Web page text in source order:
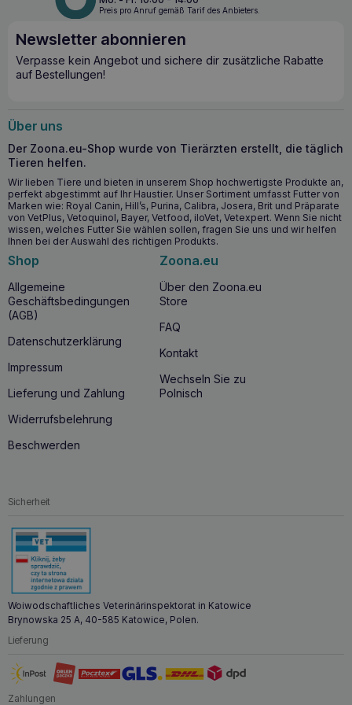
verdaulich, so dass es auch für Hunde mit
Verdauungsproblemen und
Bauchspeicheldrüseninsuffizienz gut geeignet ist. Es enthält
und B, Zink und Selen zur Unterstützung der Haut- und
Fellgesundheit sowie einen erhöhten Gesamtgehalt an
Knuspergröße: ca. 12,5 mm x 10,5 mm x 7 mm.
Nahrungsmittelallergie oder -intoleranz, die zu
dermatologischen und/oder Verdauungsproblemen führt
Eliminationsdiät Gastrointestinale Störungen wie Durchfall,
Erbrechen, Blähungen, verursacht durch Malabsorption,
Verdauung, exokrine Pankreasinsuffizienz (EPI) oder akute
Gastroenteritis (IBD) Geeignet für Welpen Warum SPECIFIC™
Food Allergen Management CDD-HY wählen?
Das Futter basiert auf Zutaten mit geringerer Allergenität –
hydrolysiertes Lachs- und Reisprotein. Es hat eine stark
reduzierte Anzahl von Zutaten – um das Risiko einer
allergischen Reaktion zu verringern. Ideal für eine
Eliminationsdiät. Enthält Inhaltsstoffe, die die Haut
unterstützen und stärken, darunter die Vitamine A, E und B,
Zink und Selen, die eine stärkere Barriere gegen
Umweltallergene bilden. Ist eine praktische Alternative zu
einer Eliminationsdiät zu Hause.
Besteht aus leicht verdaulichen, hochwertigen Zutaten mit
erhöhtem Elektrolytgehalt und ist daher eine gute Wahl für
Weizenglutenfrei. Hohe Konzentrationen an Omega-3-
Funktion von Gehirn, Augen, Immunsystem, Nieren, Fell,
die von pflanzlichen Ölen. Wo immer möglich, werden
akkreditierten Quellen bezogen. Wir unterstützen das
Programm The Ocean Cleanup. Wir sind IFFO RS-, MSC-
und FSC-zertifiziert, und der Lachs wird in der Atlantic
Northeast Major Fishing Area 27 gefischt. Der Zusatz von
Flohsamenschalen wirkt sich positiv auf das
Verdauungssystem aus – sie absorbieren Wasser und
fördern die Stuhlbildung, was den Verdauungstrakt
Die Chelatisierung von Spurenelementen wirkt sich positiv
auf deren Bioverfügbarkeit aus. Natürliche Antioxidantien
(Antioxidantien), einschließlich Rosmarinextrakt,
unterstützen die Gesundheit Ihres Haustieres. Enthält keine
Preis pro Anruf gemäß Tarif des Anbieters.
Newsletter abonnieren
Verpasse kein Angebot und sichere dir zusätzliche Rabatte
auf Bestellungen!
Über uns
Der Zoona.eu-Shop wurde von Tierärzten erstellt, die täglich
Tieren helfen.
Wir lieben Tiere und bieten in unserem Shop hochwertigste Produkte an,
perfekt abgestimmt auf Ihr Haustier. Unser Sortiment umfasst Futter von
Marken wie: Royal Canin, Hill’s, Purina, Calibra, Josera, Brit und Präparate
von VetPlus, Vetoquinol, Bayer, Vetfood, iloVet, Vetexpert. Wenn Sie nicht
wissen, welches Futter Sie wählen sollen, fragen Sie uns und wir helfen
Ihnen bei der Auswahl des richtigen Produkts.
Shop
Allgemeine
Geschäftsbedingungen
(AGB)
Datenschutzerklärung
Impressum
Lieferung und Zahlung
Widerrufsbelehrung
Beschwerden
Zoona.eu
Über den Zoona.eu
Store
FAQ
Kontakt
Wechseln Sie zu
Polnisch
Sicherheit
Woiwodschaftliches Veterinärinspektorat in Katowice
Brynowska 25 A, 40-585 Katowice, Polen.
Lieferung
Zahlungen